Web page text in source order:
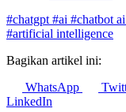
#chatgpt #ai #chatbot ai
#artificial intelligence
Bagikan artikel ini:
WhatsApp
LinkedIn